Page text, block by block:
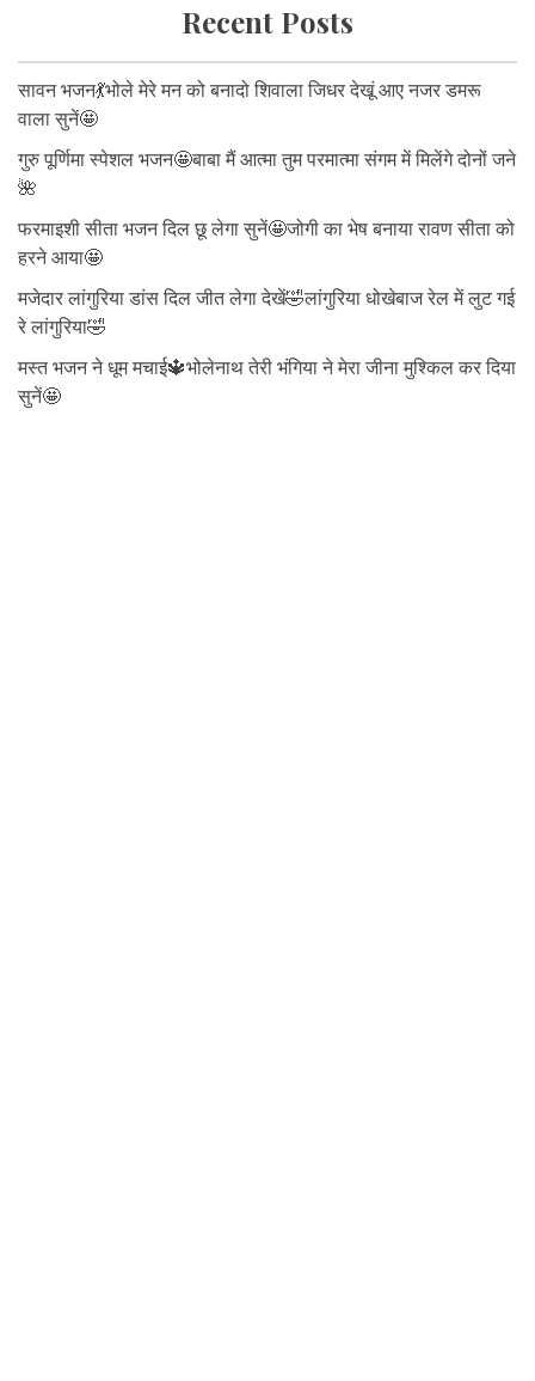
Recent Posts
सावन भजन💃भोले मेरे मन को बनादो शिवाला जिधर देखूं आए नजर डमरू
वाला सुनें🤩
गुरु पूर्णिमा स्पेशल भजन🤩बाबा मैं आत्मा तुम परमात्मा संगम में मिलेंगे दोनों जने
🌺
फरमाइशी सीता भजन दिल छू लेगा सुनें🤩जोगी का भेष बनाया रावण सीता को
हरने आया🤩
मजेदार लांगुरिया डांस दिल जीत लेगा देखें🤣लांगुरिया धोखेबाज रेल में लुट गई
रे लांगुरिया🤣
मस्त भजन ने धूम मचाई🔱भोलेनाथ तेरी भंगिया ने मेरा जीना मुश्किल कर दिया
सुनें🤩